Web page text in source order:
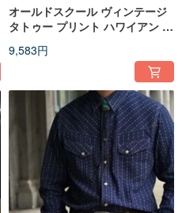
オールドスクール ヴィンテージ
タトゥー プリント ハワイアン シ
9,583円